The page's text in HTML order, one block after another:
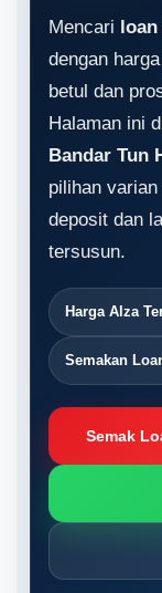
Mencari loan
dengan
betul dan
Halaman ini
Bandar Tun
pilihan
deposit dan
tersusun.
Harga Alza
Semakan
Semak